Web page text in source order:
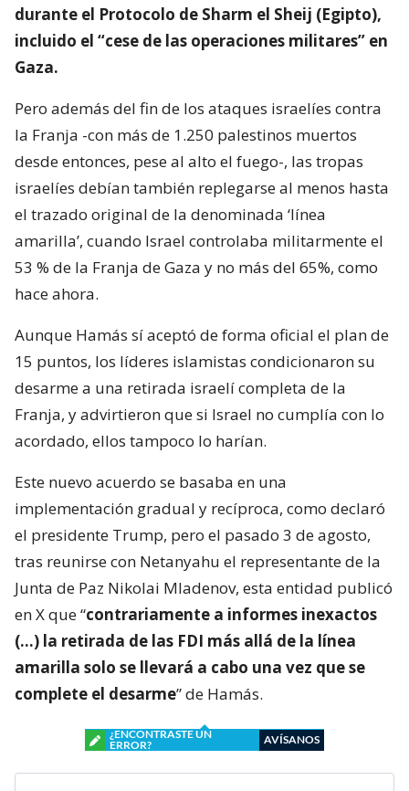
durante el Protocolo de Sharm el Sheij (Egipto),
incluido el “cese de las operaciones militares” en
Gaza.
Pero además del fin de los ataques israelíes contra
la Franja -con más de 1.250 palestinos muertos
desde entonces, pese al alto el fuego-, las tropas
israelíes debían también replegarse al menos hasta
el trazado original de la denominada ‘línea
amarilla’, cuando Israel controlaba militarmente el
53 % de la Franja de Gaza y no más del 65%, como
hace ahora.
Aunque Hamás sí aceptó de forma oficial el plan de
15 puntos, los líderes islamistas condicionaron su
desarme a una retirada israelí completa de la
Franja, y advirtieron que si Israel no cumplía con lo
acordado, ellos tampoco lo harían.
Este nuevo acuerdo se basaba en una
implementación gradual y recíproca, como declaró
el presidente Trump, pero el pasado 3 de agosto,
tras reunirse con Netanyahu el representante de la
Junta de Paz Nikolai Mladenov, esta entidad publicó
en X que “contrariamente a informes inexactos
(…) la retirada de las FDI más allá de la línea
amarilla solo se llevará a cabo una vez que se
complete el desarme” de Hamás.
¿ENCONTRASTE UN
ERROR?
AVÍSANOS